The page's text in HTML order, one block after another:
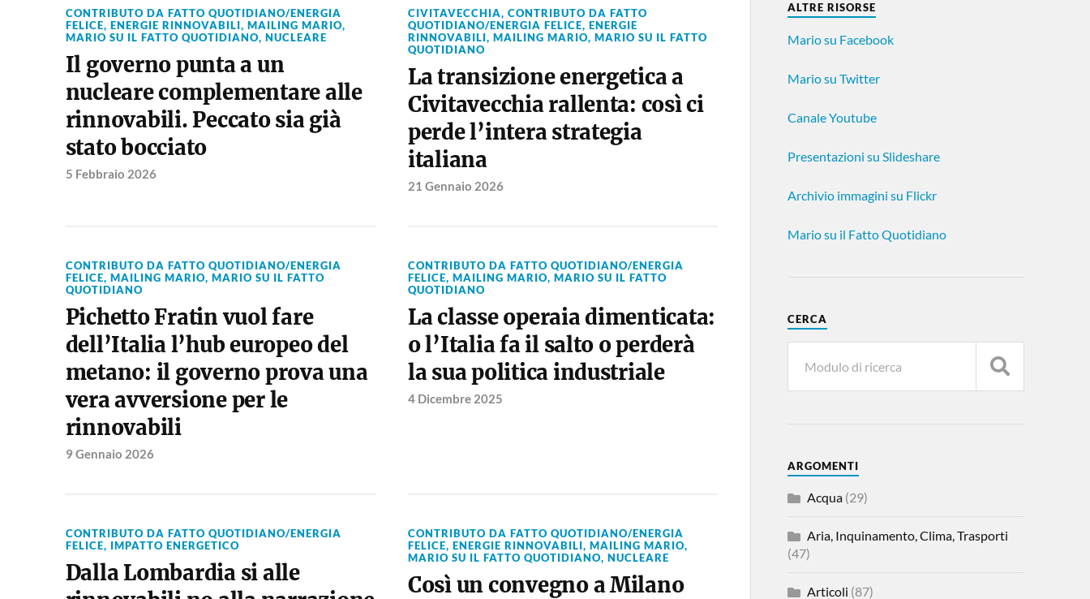
CONTRIBUTO DA FATTO QUOTIDIANO/ENERGIA
FELICE, ENERGIE RINNOVABILI, MAILING MARIO,
MARIO SU IL FATTO QUOTIDIANO, NUCLEARE
Il governo punta a un
nucleare complementare alle
rinnovabili. Peccato sia già
stato bocciato
5 Febbraio 2026
CIVITAVECCHIA, CONTRIBUTO DA FATTO
QUOTIDIANO/ENERGIA FELICE, ENERGIE
RINNOVABILI, MAILING MARIO, MARIO SU IL FATTO
QUOTIDIANO
La transizione energetica a
Civitavecchia rallenta: così ci
perde l’intera strategia
italiana
21 Gennaio 2026
CONTRIBUTO DA FATTO QUOTIDIANO/ENERGIA
FELICE, MAILING MARIO, MARIO SU IL FATTO
QUOTIDIANO
Pichetto Fratin vuol fare
dell’Italia l’hub europeo del
metano: il governo prova una
vera avversione per le
rinnovabili
9 Gennaio 2026
CONTRIBUTO DA FATTO QUOTIDIANO/ENERGIA
FELICE, MAILING MARIO, MARIO SU IL FATTO
QUOTIDIANO
La classe operaia dimenticata:
o l’Italia fa il salto o perderà
la sua politica industriale
4 Dicembre 2025
CONTRIBUTO DA FATTO QUOTIDIANO/ENERGIA
FELICE, IMPATTO ENERGETICO
Dalla Lombardia si alle
CONTRIBUTO DA FATTO QUOTIDIANO/ENERGIA
FELICE, ENERGIE RINNOVABILI, MAILING MARIO,
MARIO SU IL FATTO QUOTIDIANO, NUCLEARE
Così un convegno a Milano
ALTRE RISORSE
Mario su Facebook
Mario su Twitter
Canale Youtube
Presentazioni su Slideshare
Archivio immagini su Flickr
Mario su il Fatto Quotidiano
CERCA
ARGOMENTI
Acqua(29)
Aria, Inquinamento, Clima, Trasporti
(47)
Articoli (87)